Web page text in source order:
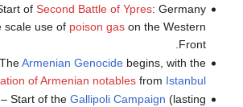
of Second Battle of Ypres: Germany
scale use of poison gason the Western
Front.
Armenian Genocidebegins, with the
of Armenian notablesfrom Istanbul
Start of the Gallipoli Campaign (lasting